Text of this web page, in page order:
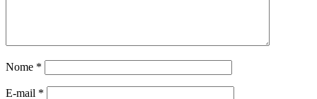
Nome *
E-mail *